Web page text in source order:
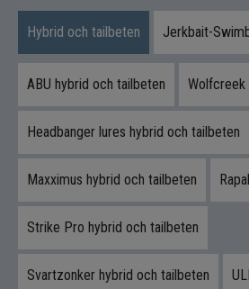
Flugbindning
Flugfiske
Vinterfiske
Kläder
Trolling
Specimenfiske
Hybrid och tailbeten Jerkbait-
ABU hybrid och tailbeten
Headbanger lures hybrid och tailbeten
Maxximus hybrid och tailbeten
Strike Pro hybrid och tailbeten
Svartzonker hybrid och tailbeten